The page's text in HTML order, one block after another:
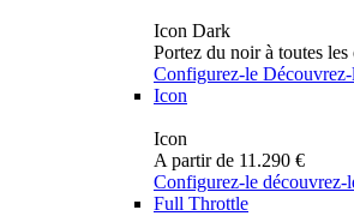
Icon Dark
Portez du noir à toutes les
Configurez-le
Icon
Icon
A partir de 11.290 €
Configurez-le découvrez-
Full Throttle